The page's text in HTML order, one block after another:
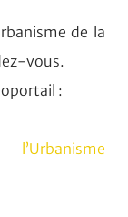
de la
vous.
: